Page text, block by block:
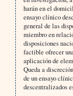
harán en el
ensayo clínico
general de las
miembro en
disposiciones
factible ofrecer
aplicación de
Queda a
de un ensayo
descentralizados